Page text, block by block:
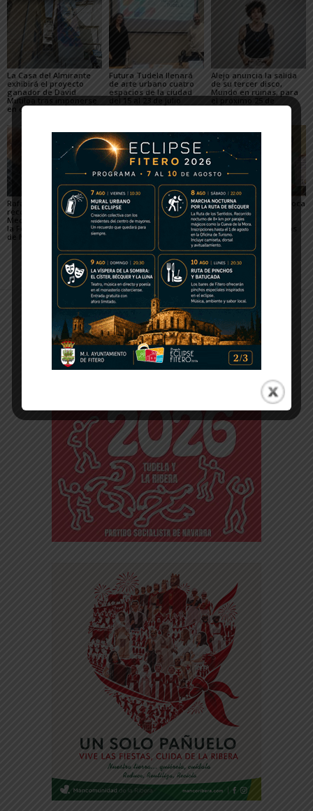
La Casa del Almirante
exhibirá el proyecto
ganador de David
Mutiloa tras imponerse
en el certamen de 2026
Futura Tudela llenará
de arte urbano cuatro
espacios de la ciudad
del 15 al 23 de julio
Alejo anuncia la salida
de su tercer disco,
Mundo en ruinas, para
el próximo 25 de
septiembre
Rafael Manero
reconocido con la
Medalla de Oro 2026 de
la Federación de Coros
de Navarra
Fustiñana se suma al
festival Rincones y
Recovecos con una
propuesta teatral para
La Peña Andatu convoca
la XV edición del
Concurso de
Microrrelatos Festivos
Memorial Javier
Martínez Llort